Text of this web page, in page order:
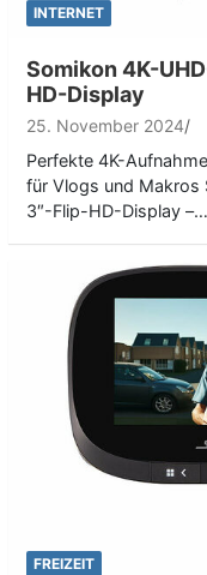
INTERNET
Somikon 4K-
HD-Display
25. November 2024
Perfekte 4K-
für Vlogs und Makros
3″-Flip-HD-Display –…
FREIZEIT